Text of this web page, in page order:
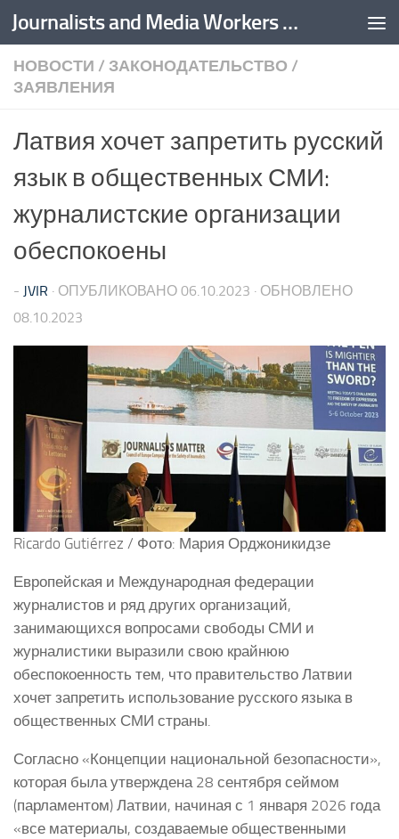
Перейти к содержимому Journalists and Media Workers United
НОВОСТИ / ЗАКОНОДАТЕЛЬСТВО /
ЗАЯВЛЕНИЯ
Латвия хочет запретить русский
язык в общественных СМИ:
журналистские организации
обеспокоены
- JVIR · ОПУБЛИКОВАНО 06.10.2023 · ОБНОВЛЕНО
08.10.2023
Ricardo Gutiérrez / Фото: Мария Орджоникидзе
Европейская и Международная федерации
журналистов и ряд других организаций,
занимающихся вопросами свободы СМИ и
журналистики выразили свою крайнюю
обеспокоенность тем, что правительство Латвии
хочет запретить использование русского языка в
общественных СМИ страны.
Согласно «Концепции национальной безопасности»,
которая была утверждена 28 сентября сеймом
(парламентом) Латвии, начиная с 1 января 2026 года
«все материалы, создаваемые общественными